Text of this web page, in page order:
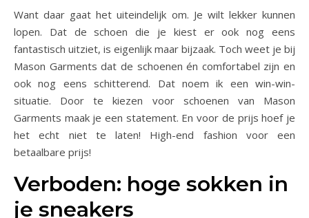
Want daar gaat het uiteindelijk om. Je wilt lekker kunnen
lopen. Dat de schoen die je kiest er ook nog eens
fantastisch uitziet, is eigenlijk maar bijzaak. Toch weet je bij
Mason Garments dat de schoenen én comfortabel zijn en
ook nog eens schitterend. Dat noem ik een win-win-
situatie. Door te kiezen voor schoenen van Mason
Garments maak je een statement. En voor de prijs hoef je
het echt niet te laten! High-end fashion voor een
betaalbare prijs!
Verboden: hoge sokken in
je sneakers